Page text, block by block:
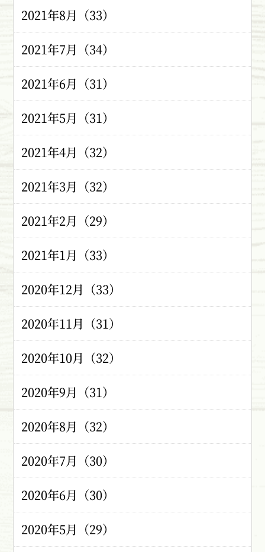
2021年8月（33）
2021年7月（34）
2021年6月（31）
2021年5月（31）
2021年4月（32）
2021年3月（32）
2021年2月（29）
2021年1月（33）
2020年12月（33）
2020年11月（31）
2020年10月（32）
2020年9月（31）
2020年8月（32）
2020年7月（30）
2020年6月（30）
2020年5月（29）